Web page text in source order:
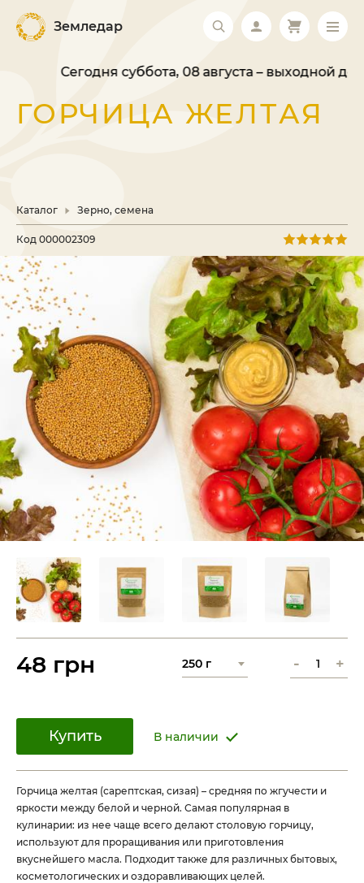
Земледар
Сегодня суббота, 08 августа – выходной
ГОРЧИЦА ЖЕЛТАЯ
Каталог Зерно, семена
Код 000002309
Горчица желтая (сарептская, сизая) – средняя по жгучести и
яркости между белой и черной. Самая популярная в
кулинарии: из нее чаще всего делают столовую горчицу,
используют для проращивания или приготовления
вкуснейшего масла. Подходит также для различных бытовых,
косметологических и оздоравливающих целей.
48 грн - +
Купить В наличии